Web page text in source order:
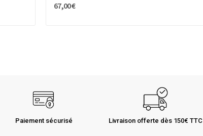
67,00 €
Paiement sécurisé Livraison offerte dès 150€ TTC